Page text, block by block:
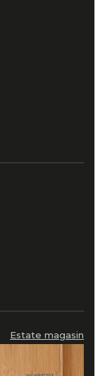
Estate magasin